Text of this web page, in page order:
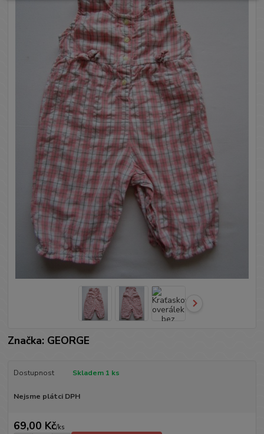
Značka: GEORGE
Dostupnost Skladem 1 ks
Nejsme plátci DPH
69,00 Kč/ks